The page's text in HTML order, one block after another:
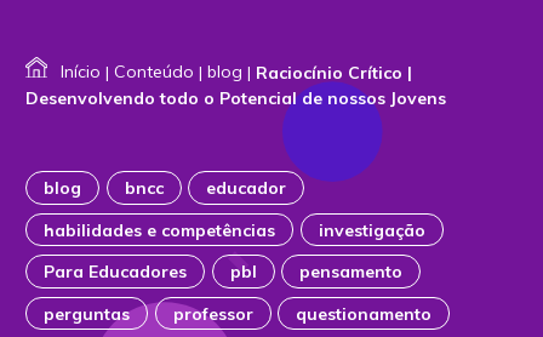
Início | Conteúdo | blog | Raciocínio Crítico |
Desenvolvendo todo o Potencial de nossos Jovens
blog bncc
educador
habilidades e competências
investigação
Para Educadores
pbl
pensamento
perguntas
professor
questionamento